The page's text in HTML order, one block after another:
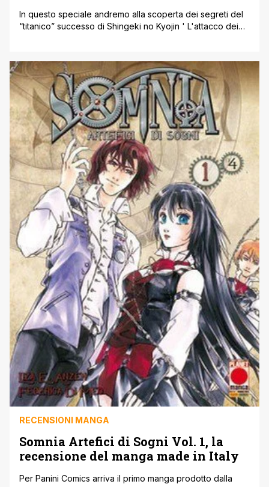
In questo speciale andremo alla scoperta dei segreti del
“titanico” successo di Shingeki no Kyojin ' L'attacco dei
fenomeno come pochi negli ultimi anni, sia in madre patria
sia in Occidente'
RECENSIONI MANGA
Somnia Artefici di Sogni Vol. 1, la
recensione del manga made in Italy
Per Panini Comics arriva il primo manga prodotto dalla